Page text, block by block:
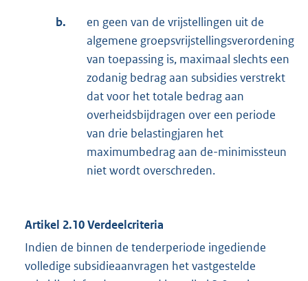
b.
en geen van de vrijstellingen uit de
algemene groepsvrijstellingsverordening
van toepassing is, maximaal slechts een
zodanig bedrag aan subsidies verstrekt
dat voor het totale bedrag aan
overheidsbijdragen over een periode
van drie belastingjaren het
maximumbedrag aan de-minimissteun
niet wordt overschreden.
Artikel 2.10 Verdeelcriteria
Indien de binnen de tenderperiode ingediende
volledige subsidieaanvragen het vastgestelde